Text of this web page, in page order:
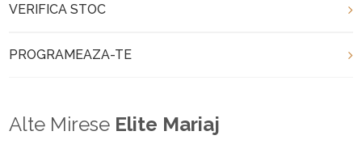
VERIFICA STOC
PROGRAMEAZA-TE
Alte Mirese Elite Mariaj